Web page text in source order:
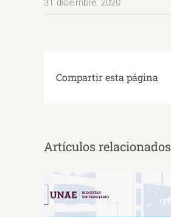
31 diciembre, 2020
Compartir esta página
Artículos relacionados